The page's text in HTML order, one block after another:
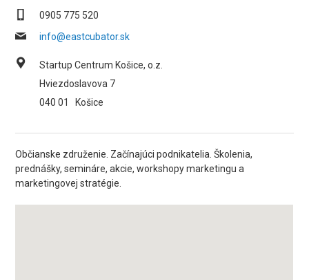
0905 775 520
info@eastcubator.sk
Startup Centrum Košice, o.z.
Hviezdoslavova 7
040 01
Košice
Občianske združenie. Začínajúci podnikatelia. Školenia,
prednášky, semináre, akcie, workshopy marketingu a
marketingovej stratégie.